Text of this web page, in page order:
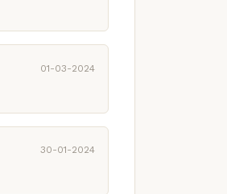
01-03-2024
30-01-2024